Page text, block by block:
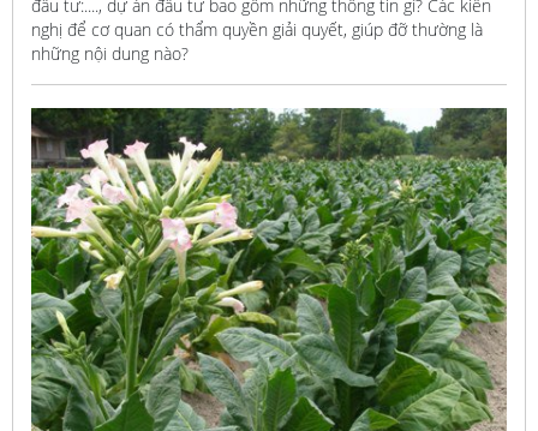
đầu tư:...., dự án đầu tư bao gồm những thông tin gì? Các kiến
nghị để cơ quan có thẩm quyền giải quyết, giúp đỡ thường là
những nội dung nào?